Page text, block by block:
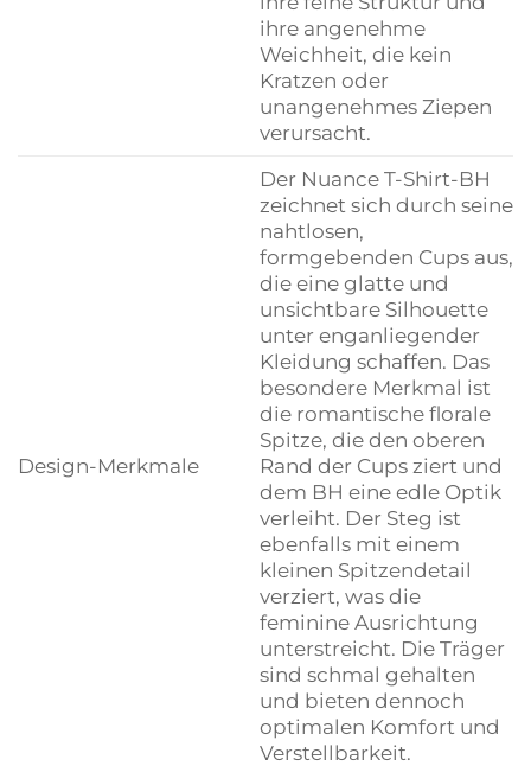
ihre angenehme
Weichheit, die kein
Kratzen oder
unangenehmes Ziepen
verursacht.
Design-Merkmale
Der Nuance T-Shirt-BH
zeichnet sich durch seine
nahtlosen,
formgebenden Cups aus,
die eine glatte und
unsichtbare Silhouette
unter enganliegender
Kleidung schaffen. Das
besondere Merkmal ist
die romantische florale
Spitze, die den oberen
Rand der Cups ziert und
dem BH eine edle Optik
verleiht. Der Steg ist
ebenfalls mit einem
kleinen Spitzendetail
verziert, was die
feminine Ausrichtung
unterstreicht. Die Träger
sind schmal gehalten
und bieten dennoch
optimalen Komfort und
Verstellbarkeit.